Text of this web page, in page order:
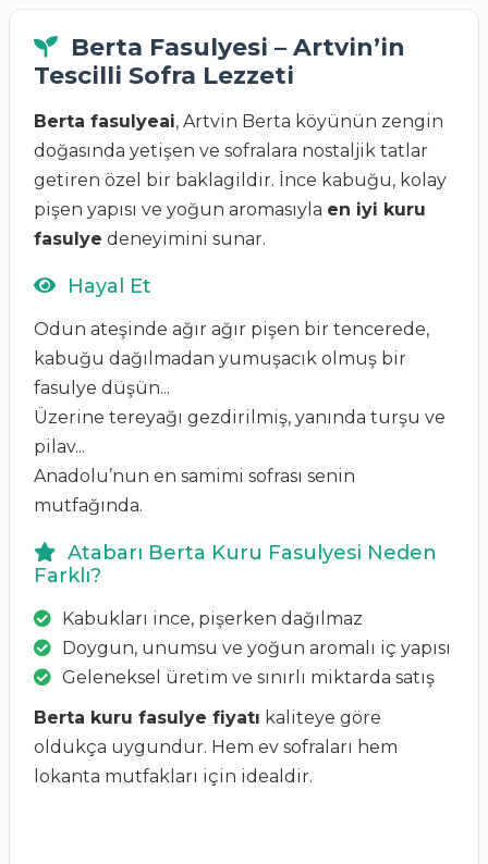
Berta Fasulyesi – Artvin’in
Tescilli Sofra Lezzeti
Berta fasulyeai, Artvin Berta köyünün zengin
doğasında yetişen ve sofralara nostaljik tatlar
getiren özel bir baklagildir. İnce kabuğu, kolay
pişen yapısı ve yoğun aromasıyla en iyi kuru
fasulye deneyimini sunar.
Hayal Et
Odun ateşinde ağır ağır pişen bir tencerede,
kabuğu dağılmadan yumuşacık olmuş bir
fasulye düşün...
Üzerine tereyağı gezdirilmiş, yanında turşu ve
pilav...
Anadolu’nun en samimi sofrası senin
mutfağında.
Atabarı Berta Kuru Fasulyesi Neden
Farklı?
Kabukları ince, pişerken dağılmaz
Doygun, unumsu ve yoğun aromalı iç yapısı
Geleneksel üretim ve sınırlı miktarda satış
Berta kuru fasulye fiyatı kaliteye göre
oldukça uygundur. Hem ev sofraları hem
lokanta mutfakları için idealdir.